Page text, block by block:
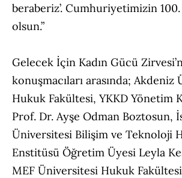
beraberiz’. Cumhuriyetimizin 100.
olsun.”
Gelecek İçin Kadın Gücü
konuşmacıları arasında; Akdeniz
Hukuk Fakültesi, YKKD Yönetim
Prof. Dr. Ayşe Odman Boztosun,
Üniversitesi Bilişim ve Teknoloji
Enstitüsü Öğretim Üyesi Leyla
MEF Üniversitesi Hukuk